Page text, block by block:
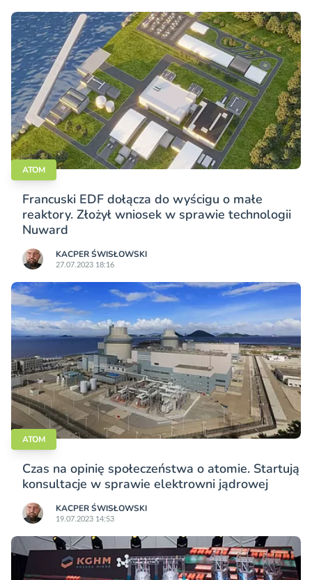
ATOM
Francuski EDF dołącza do wyścigu o małe
reaktory. Złożył wniosek w sprawie technologii
Nuward
KACPER ŚWISŁO­WSKI
27.07.2023 18:16
ATOM
Czas na opinię społeczeństwa o atomie. Startują
konsultacje w sprawie elektrowni jądrowej
KACPER ŚWISŁO­WSKI
19.07.2023 14:53